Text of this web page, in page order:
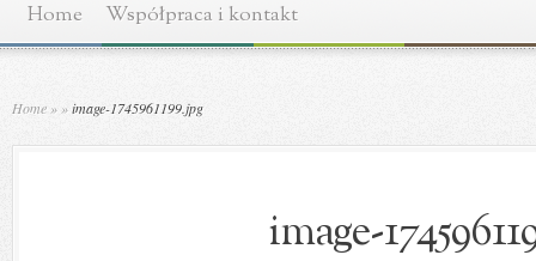
Home Współpraca i kontakt
Home » »image-1745961199.jpg
image-